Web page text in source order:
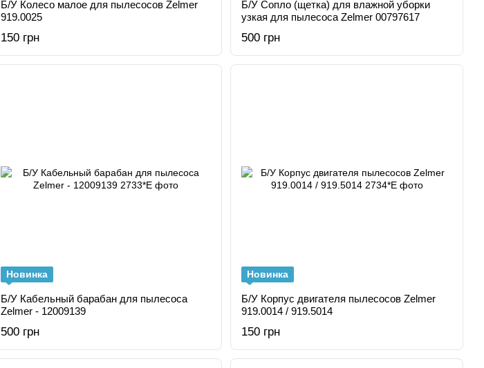
Б/У Колесо малое для пылесосов Zelmer
919.0025
150 грн
Б/У Сопло (щетка) для влажной уборки
узкая для пылесоса Zelmer 00797617
500 грн
Новинка
Б/У Кабельный барабан для пылесоса
Zelmer - 12009139
500 грн
Новинка
Б/У Корпус двигателя пылесосов Zelmer
919.0014 / 919.5014
150 грн